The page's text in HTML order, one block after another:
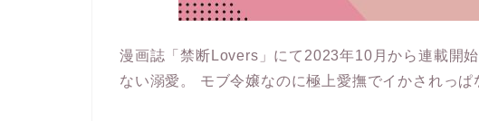
漫画誌「禁断Lovers」にて2023年10月から連載開
ない溺愛。 モブ令嬢なのに極上愛撫でイかされっぱ